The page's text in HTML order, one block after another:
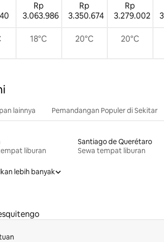
Rp
3.063.986
Rp
3.350.674
Rp
3.279.002
18°C 20°C 20°C
lainnya Pemandangan Populer di Sekitar
liburan
Santiago de Querétaro
Sewa tempat liburan
lebih banyak